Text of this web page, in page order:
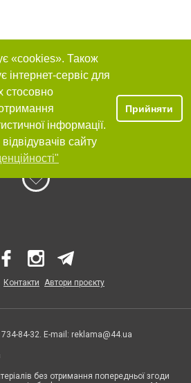
«cookies». Також
інтернет-сервіс для
стосовно
інформації.
сайту
Прийняти
Контакти Автори проєкту
84-32. E-mail: reklama@44.ua
без отримання попередньої згоди